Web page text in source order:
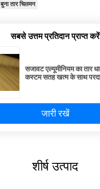
बुना तार चिलमन
सबसे उत्तम प्रतिदान प्राप्त करें
सजावट एल्यूमीनियम का तार
कस्टम सतह खत्म के साथ परदा
जारी रखें
शीर्ष उत्पाद